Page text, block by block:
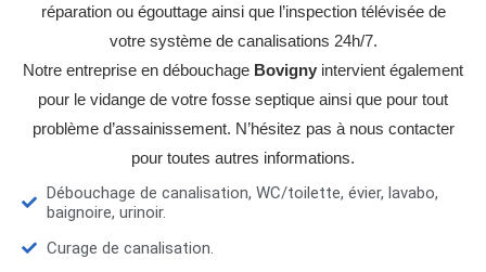
réparation ou égouttage ainsi que l’inspection télévisée de
votre système de canalisations 24h/7.
Notre entreprise en débouchage Bovigny intervient également
pour le vidange de votre fosse septique ainsi que pour tout
problème d’assainissement. N’hésitez pas à nous contacter
pour toutes autres informations.
Débouchage de canalisation, WC/toilette, évier, lavabo,
baignoire, urinoir.
Curage de canalisation.